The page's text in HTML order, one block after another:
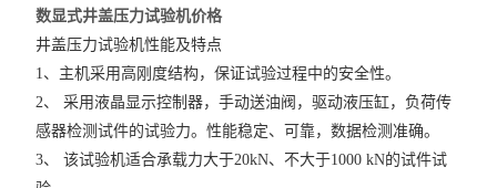
数显式井盖压力试验机价格
井盖压力试验机性能及特点
1、主机采用高刚度结构，保证试验过程中的安全性。
2、 采用液晶显示控制器，手动送油阀，驱动液压缸，负荷传
感器检测试件的试验力。性能稳定、可靠，数据检测准确。
3、 该试验机适合承载力大于20kN、不大于1000 kN的试件试